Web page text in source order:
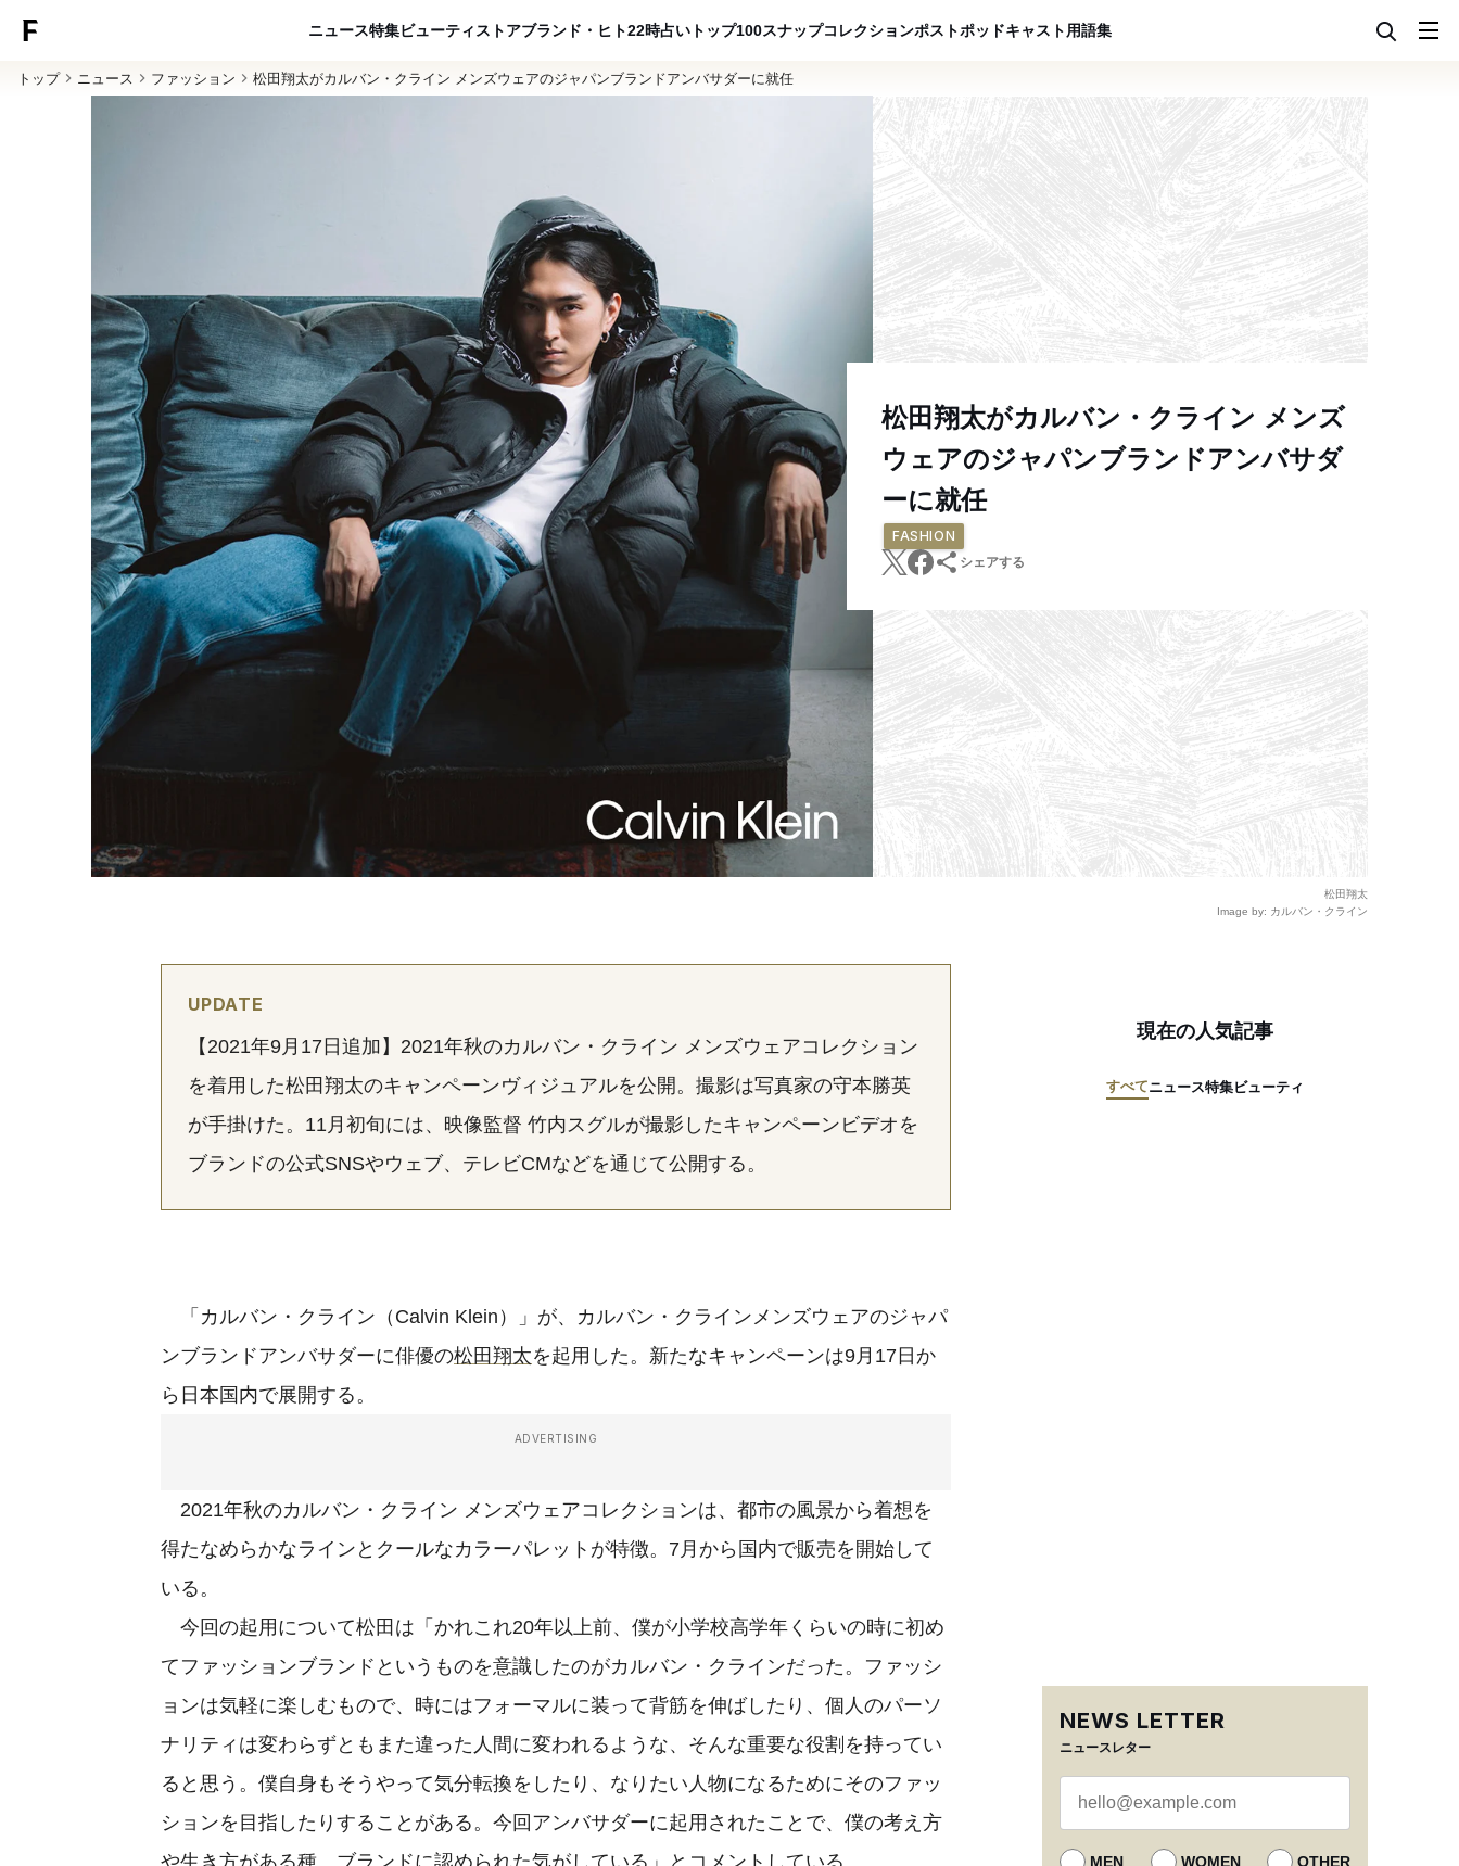
ニュース特集ビューティ ストアブランド・ヒト22時占い トップ100スナップコレクションポストポッドキャスト用語集
トップ ニュース ファッション 松田翔太がカルバン・クライン メンズウェアのジャパンブランドアンバサダーに就任
松田翔太がカルバン・クライン メンズ
ウェアのジャパンブランドアンバサダ
ーに就任
FASHION
シェアする
松田翔太
Image by: カルバン・クライン
UPDATE
【2021年9月17日追加】2021年秋のカルバン・クライン メンズウェアコレクション
を着用した松田翔太のキャンペーンヴィジュアルを公開。撮影は写真家の守本勝英
が手掛けた。11月初旬には、映像監督 竹内スグルが撮影したキャンペーンビデオを
ブランドの公式SNSやウェブ、テレビCMなどを通じて公開する。
「カルバン・クライン（Calvin Klein）」が、カルバン・クラインメンズウェアのジャパ
ンブランドアンバサダーに俳優の松田翔太を起用した。新たなキャンペーンは9月17日か
ら日本国内で展開する。
ADVERTISING
2021年秋のカルバン・クライン メンズウェアコレクションは、都市の風景から着想を
得たなめらかなラインとクールなカラーパレットが特徴。7月から国内で販売を開始して
いる。
今回の起用について松田は「かれこれ20年以上前、僕が小学校高学年くらいの時に初め
てファッションブランドというものを意識したのがカルバン・クラインだった。ファッシ
ョンは気軽に楽しむもので、時にはフォーマルに装って背筋を伸ばしたり、個人のパーソ
ナリティは変わらずともまた違った人間に変われるような、そんな重要な役割を持ってい
ると思う。僕自身もそうやって気分転換をしたり、なりたい人物になるためにそのファッ
ションを目指したりすることがある。今回アンバサダーに起用されたことで、僕の考え方
や生き方がある種、ブランドに認められた気がしている」とコメントしている。
現在の人気記事
すべてニュース特集ビューティ
NEWS LETTER
ニュースレター
MEN WOMEN OTHER